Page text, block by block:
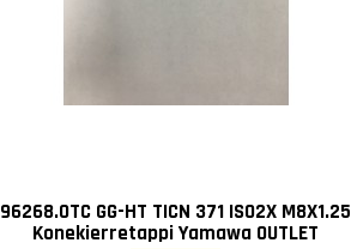
96268.0TC GG-HT TICN 371 ISO2X M8X1.25
Konekierretappi Yamawa OUTLET